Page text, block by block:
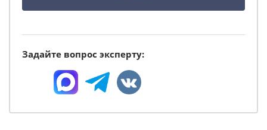
Задайте вопрос эксперту: